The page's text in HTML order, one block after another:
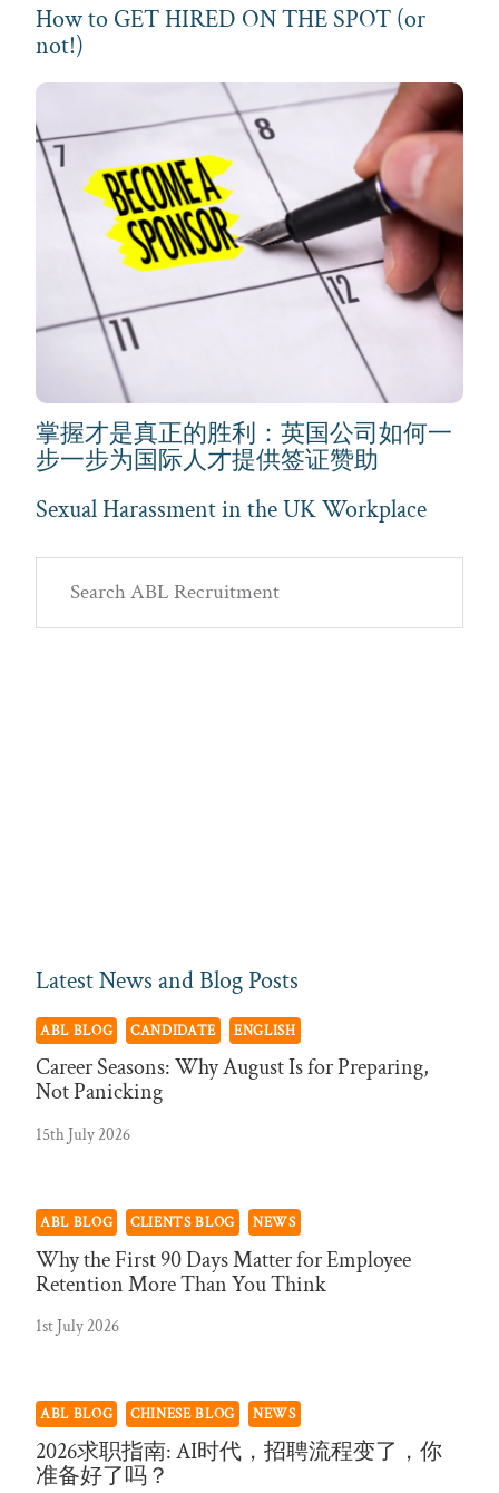
How to GET HIRED ON THE SPOT (or
not!)
掌握才是真正的胜利：英国公司如何一
步一步为国际人才提供签证赞助
Sexual Harassment in the UK Workplace
Primary
Sidebar
ABL
Recruitment
Latest News and Blog Posts
ABL BLOG CANDIDATE ENGLISH
Career Seasons: Why August Is for Preparing,
Not Panicking
15th July 2026
ABL BLOG CLIENTS BLOG NEWS
Why the First 90 Days Matter for Employee
Retention More Than You Think
1st July 2026
ABL BLOG CHINESE BLOG NEWS
2026求职指南: AI时代，招聘流程变了，你
准备好了吗？